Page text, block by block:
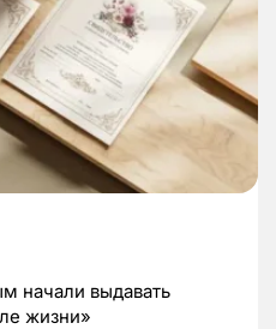
начали выдавать
жизни»